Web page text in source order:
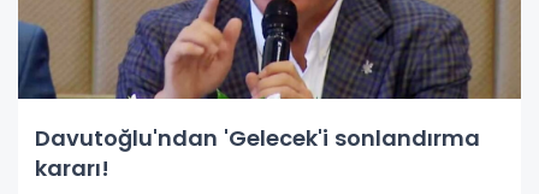
Davutoğlu'ndan 'Gelecek'i sonlandırma
kararı!